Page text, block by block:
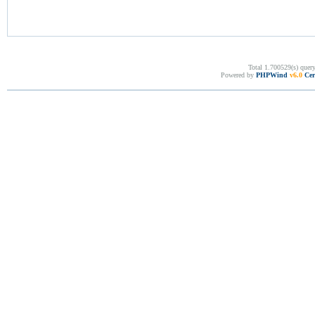
Total 1.700529(s)
Powered by PHPWind v6.0